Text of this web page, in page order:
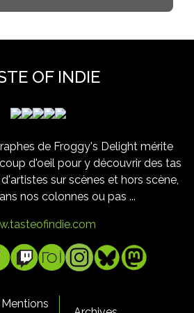
OF INDIE
de Froggy's Delight mérite
d'oeil pour y découvrir des tas
sur scènes et hors scène,
nos colonnes ou pas ...
Mentions